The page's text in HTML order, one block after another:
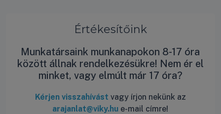
Értékesítőink
Munkatársaink munkanapokon 8-17 óra
között állnak rendelkezésükre! Nem ér el
minket, vagy elmúlt már 17 óra?
Kérjen visszahívást vagy írjon nekünk az
arajanlat@viky.hu e-mail címre!